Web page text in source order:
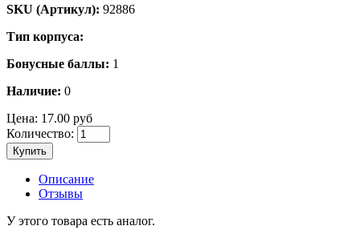
SKU (Артикул): 92886
Тип корпуса:
Бонусные баллы: 1
Наличие: 0
Цена: 17.00 руб
Количество:
Купить
Описание
Отзывы
У этого товара есть аналог.